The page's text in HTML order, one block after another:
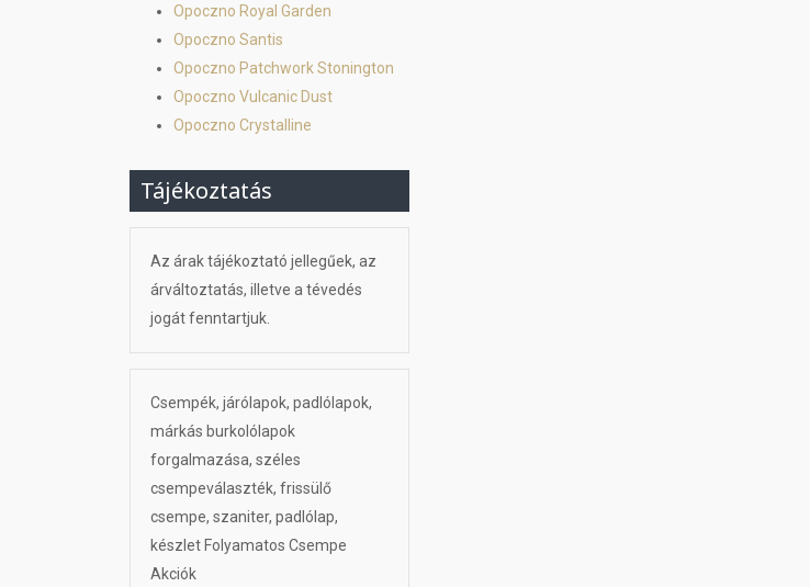
Opoczno Royal Garden
Opoczno Santis
Opoczno Patchwork Stonington
Opoczno Vulcanic Dust
Opoczno Crystalline
Tájékoztatás
Az árak tájékoztató jellegűek, az
árváltoztatás, illetve a tévedés
jogát fenntartjuk.
Csempék, járólapok, padlólapok,
márkás burkolólapok
forgalmazása, széles
csempeválaszték, frissülő
csempe, szaniter, padlólap,
készlet Folyamatos Csempe
Akciók